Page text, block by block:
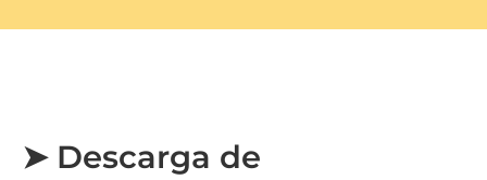
➤ Descarga de